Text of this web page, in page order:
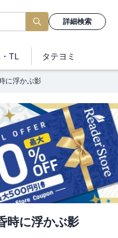
詳細検索
TL タテヨミ
に浮かぶ影
時に浮かぶ影